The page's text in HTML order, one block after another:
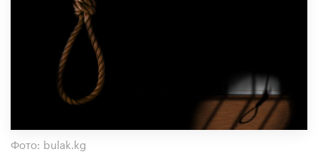
Фото: bulak.kg